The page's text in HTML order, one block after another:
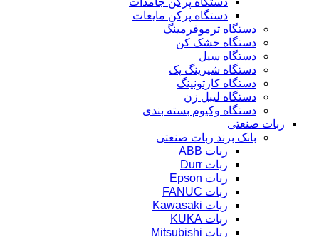
دستگاه پرکن مایعات
دستگاه ترموفرمینگ
دستگاه خشک کن
دستگاه سیل
دستگاه شیرینگ پک
دستگاه کارتونینگ
دستگاه لیبل زن
دستگاه وکیوم بسته بندی
ربات صنعتی
بانک برند ربات صنعتی
ربات ABB
ربات Durr
ربات Epson
ربات FANUC
ربات Kawasaki
ربات KUKA
ربات Mitsubishi